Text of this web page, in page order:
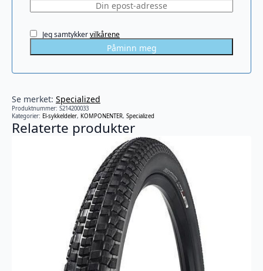
Jeg samtykkervilkårene
Påminn meg
Se merket: Specialized
Produktnummer: S214200033
Kategorier: El-sykkeldeler, KOMPONENTER, Specialized
Relaterte produkter